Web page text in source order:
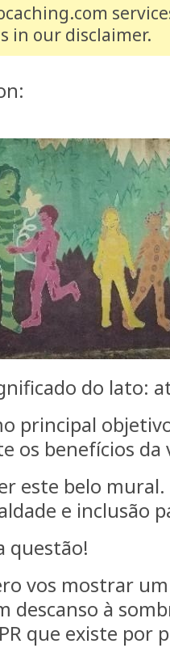
in our disclaimer.
do lato:
principal
os benefícios da
este belo
e inclusão
questão!
vos mostrar
descanso à
que existe por